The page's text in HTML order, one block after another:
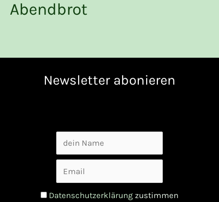
Abendbrot
Newsletter abonieren
Datenschutzerklärung zustimmen